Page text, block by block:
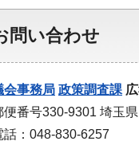
問い合わせ
会事務局 政策調査課
便番号330-9301 埼玉
話：048-830-6257